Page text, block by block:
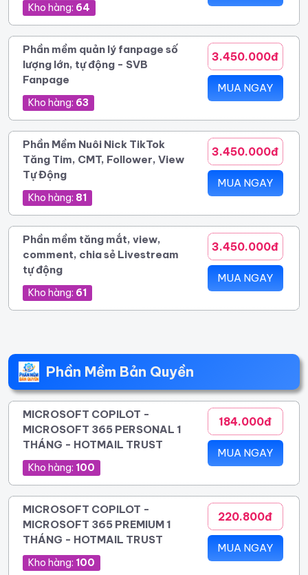
Kho hàng: 64
Phần mềm quản lý fanpage số
lượng lớn, tự động - SVB
Fanpage
Kho hàng: 63
3.450.000đ
MUA NGAY
Phần Mềm Nuôi Nick TikTok
Tăng Tim, CMT, Follower, View
Tự Động
Kho hàng: 81
3.450.000đ
MUA NGAY
Phần mềm tăng mắt, view,
comment, chia sẻ Livestream
tự động
Kho hàng: 61
3.450.000đ
MUA NGAY
Phần Mềm Bản Quyền
MICROSOFT COPILOT -
MICROSOFT 365 PERSONAL 1
THÁNG - HOTMAIL TRUST
Kho hàng: 100
184.000đ
MUA NGAY
MICROSOFT COPILOT -
MICROSOFT 365 PREMIUM 1
THÁNG - HOTMAIL TRUST
Kho hàng: 100
220.800đ
MUA NGAY